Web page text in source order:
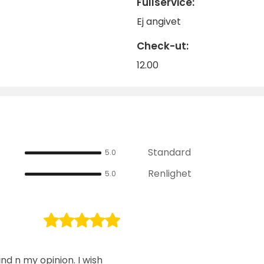
Ej angivet
Check-ut:
12.00
5.0 Standard
5.0 Renlighet
n my opinion. I wish